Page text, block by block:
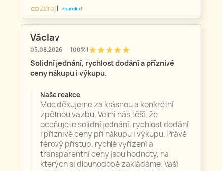
linkZdroj |
Václav
05.08.2026 100% |starstarstarstarstar
Solidní jednání, rychlost dodání a příznivé
ceny nákupu i výkupu.
Naše reakce
Moc děkujeme za krásnou a konkrétní
zpětnou vazbu. Velmi nás těší, že
oceňujete solidní jednání, rychlost dodání
i příznivé ceny při nákupu i výkupu. Právě
férový přístup, rychlé vyřízení a
transparentní ceny jsou hodnoty, na
kterých si dlouhodobě zakládáme. Vaší